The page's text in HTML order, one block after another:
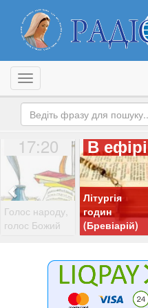
Toggle navigation
17:20
Голос народу,
голос Божий
В ефірі
Літургія
годин
(Бревіарій)